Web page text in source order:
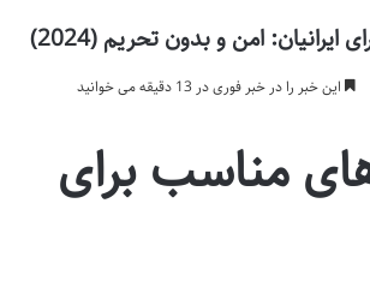
این خبر را در خبر فوری در 13 دقیقه می خوانید
مناسب برای